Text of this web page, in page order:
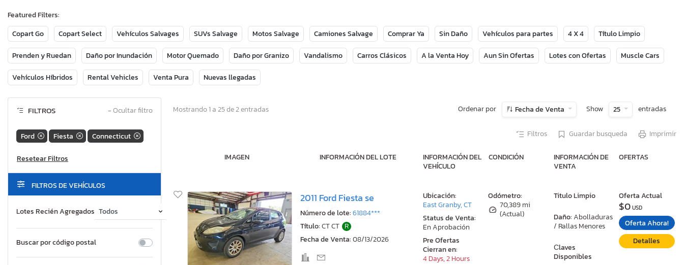
Featured Filters:
Copart Go
Copart Select Vehículos Salvages SUVs Salvage Motos Salvage Camiones Salvage Comprar Ya Sin Daño Vehículos para partes 4 X 4 Título Limpio
Prenden y Ruedan Daño por Inundación Motor Quemado Daño por Granizo Vandalismo Carros Clásicos A la Venta Hoy Aun Sin Ofertas Lotes con Ofertas Muscle Cars
Vehículos Híbridos Rental Vehicles Venta Pura Nuevas llegadas
FILTROS −Ocultar filtro
Ford Fiesta Connecticut
FILTROS DE VEHÍCULOS
Lotes Recién Agregados
Buscar por código postal
Mostrando 1 a 25 de 2 entradas Ordenar por Fecha de Venta Show 25 entradas
Filtros Guardar busqueda Imprimir
IMAGEN INFORMACIÓN DEL LOTE
INFORMACIÓN DEL
VEHÍCULO
CONDICIÓN
INFORMACIÓN DE
VENTA
OFERTAS
2011 Ford Fiesta se
Número de lote:61884***
Título:CT CT R
Fecha de Venta:08/13/2026
Odómetro:
70,389 mi
(Actual)
Titulo Limpio
Daño: Abolladuras
/ Rallas Menores
Сlaves
Disponibles
Ubicación:
East Granby, CT
Status de Venta:
En Aprobación
Pre Ofertas
Cierran en:
4 Days, 2 Hours
Oferta Actual
$0USD
Oferta Ahora!
Detalles